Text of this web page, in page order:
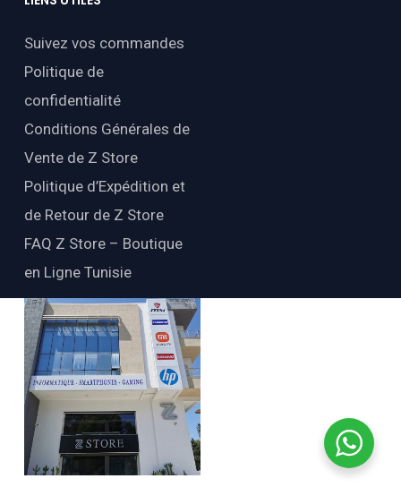
Suivez vos commandes
Politique de
confidentialité
Conditions Générales de
Vente de Z Store
Politique d’Expédition et
de Retour de Z Store
FAQ Z Store – Boutique
en Ligne Tunisie